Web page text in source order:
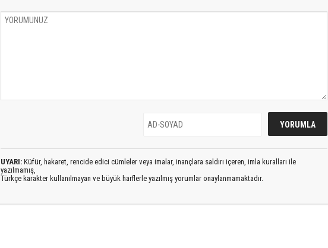
UYARI: Küfür, hakaret, rencide edici cümleler veya imalar, inançlara saldırı içeren, imla kuralları ile
yazılmamış,
Türkçe karakter kullanılmayan ve büyük harflerle yazılmış yorumlar onaylanmamaktadır.